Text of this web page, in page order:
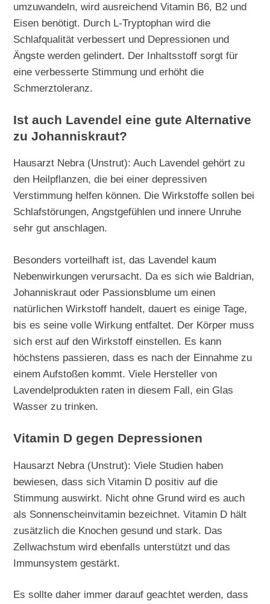
umzuwandeln, wird ausreichend Vitamin B6, B2 und
Eisen benötigt. Durch L-Tryptophan wird die
Schlafqualität verbessert und Depressionen und
Ängste werden gelindert. Der Inhaltsstoff sorgt für
eine verbesserte Stimmung und erhöht die
Schmerztoleranz.
Ist auch Lavendel eine gute Alternative
zu Johanniskraut?
Hausarzt Nebra (Unstrut): Auch Lavendel gehört zu
den Heilpflanzen, die bei einer depressiven
Verstimmung helfen können. Die Wirkstoffe sollen bei
Schlafstörungen, Angstgefühlen und innere Unruhe
sehr gut anschlagen.
Besonders vorteilhaft ist, das Lavendel kaum
Nebenwirkungen verursacht. Da es sich wie Baldrian,
Johanniskraut oder Passionsblume um einen
natürlichen Wirkstoff handelt, dauert es einige Tage,
bis es seine volle Wirkung entfaltet. Der Körper muss
sich erst auf den Wirkstoff einstellen. Es kann
höchstens passieren, dass es nach der Einnahme zu
einem Aufstoßen kommt. Viele Hersteller von
Lavendelprodukten raten in diesem Fall, ein Glas
Wasser zu trinken.
Vitamin D gegen Depressionen
Hausarzt Nebra (Unstrut): Viele Studien haben
bewiesen, dass sich Vitamin D positiv auf die
Stimmung auswirkt. Nicht ohne Grund wird es auch
als Sonnenscheinvitamin bezeichnet. Vitamin D hält
zusätzlich die Knochen gesund und stark. Das
Zellwachstum wird ebenfalls unterstützt und das
Immunsystem gestärkt.
Es sollte daher immer darauf geachtet werden, dass